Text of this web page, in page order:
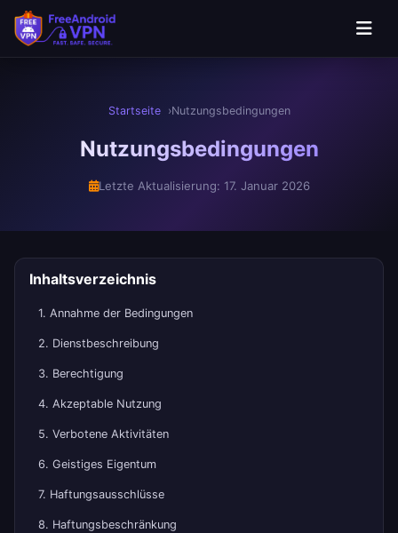
Zum Hauptinhalt springen
Startseite Nutzungsbedingungen
Nutzungsbedingungen
Letzte Aktualisierung: 17. Januar 2026
Inhaltsverzeichnis
1. Annahme der Bedingungen
2. Dienstbeschreibung
3. Berechtigung
4. Akzeptable Nutzung
5. Verbotene Aktivitäten
6. Geistiges Eigentum
7. Haftungsausschlüsse
8. Haftungsbeschränkung